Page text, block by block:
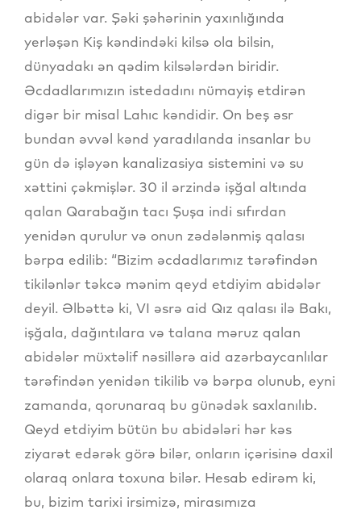
abidələr var. Şəki şəhərinin yaxınlığında
yerləşən Kiş kəndindəki kilsə ola bilsin,
dünyadakı ən qədim kilsələrdən biridir.
Əcdadlarımızın istedadını nümayiş etdirən
digər bir misal Lahıc kəndidir. On beş əsr
bundan əvvəl kənd yaradılanda insanlar bu
gün də işləyən kanalizasiya sistemini və su
xəttini çəkmişlər. 30 il ərzində işğal altında
qalan Qarabağın tacı Şuşa indi sıfırdan
yenidən qurulur və onun zədələnmiş qalası
bərpa edilib: “Bizim əcdadlarımız tərəfindən
tikilənlər təkcə mənim qeyd etdiyim abidələr
deyil. Əlbəttə ki, VI əsrə aid Qız qalası ilə Bakı,
işğala, dağıntılara və talana məruz qalan
abidələr müxtəlif nəsillərə aid azərbaycanlılar
tərəfindən yenidən tikilib və bərpa olunub, eyni
zamanda, qorunaraq bu günədək saxlanılıb.
Qeyd etdiyim bütün bu abidələri hər kəs
ziyarət edərək görə bilər, onların içərisinə daxil
olaraq onlara toxuna bilər. Hesab edirəm ki,
bu, bizim tarixi irsimizə, mirasımıza